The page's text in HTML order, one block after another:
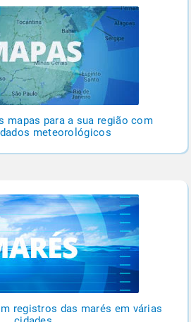
mapas para a sua região com
meteorológicos
registros das marés em várias